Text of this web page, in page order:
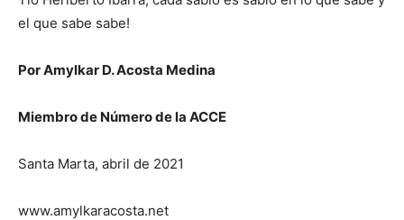
el que sabe sabe!
Por Amylkar D. Acosta Medina
Miembro de Número de la ACCE
Santa Marta, abril de 2021
www.amylkaracosta.net